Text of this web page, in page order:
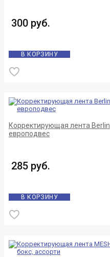
300 руб.
В КОРЗИНУ
Корректирующая лента
европодвес
285 руб.
В КОРЗИНУ